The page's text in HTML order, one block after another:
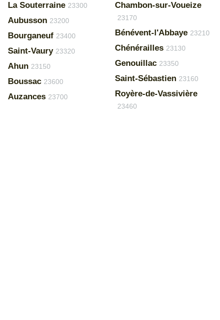
La Souterraine 23300
Aubusson 23200
Bourganeuf 23400
Saint-Vaury 23320
Ahun 23150
Boussac 23600
Auzances 23700
Chambon-sur-Voueize
23170
Bénévent-l'Abbaye 23210
Chénérailles 23130
Genouillac 23350
Saint-Sébastien 23160
Royère-de-Vassivière
23460